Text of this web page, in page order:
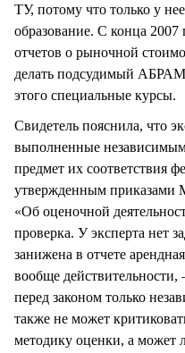
ТУ, потому что только у
образование. С конца 2007
отчетов о рыночной
делать подсудимый
этого специальные курсы.
Свидетель пояснила, что
выполненные
предмет их соответствия
утвержденным
«Об оценочной
проверка. У эксперта нет
занижена в отчете
вообще действительности,
перед законом только
также не может
методику оценки, а может